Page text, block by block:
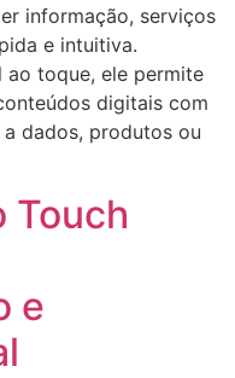
informação, serviços
e intuitiva.
ao toque, ele permite
digitais com
dados, produtos ou
Touch
e